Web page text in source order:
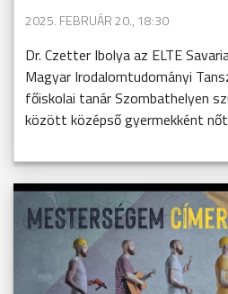
2025. FEBRUÁR 20., 18:30
Dr. Czetter Ibolya az ELTE
Magyar Irodalomtudományi
főiskolai tanár Szombathelyen
között középső gyermekként